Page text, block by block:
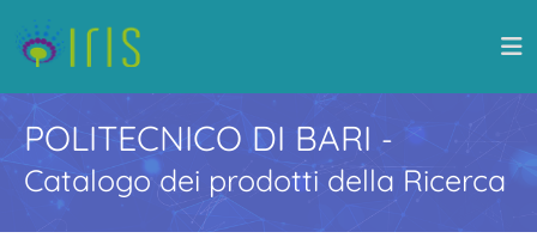
POLITECNICO DI BARI -
Catalogo dei prodotti della Ricerca